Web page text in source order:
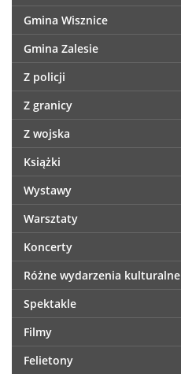
Gmina Wisznice
Gmina Zalesie
Z policji
Z granicy
Z wojska
Książki
Wystawy
Warsztaty
Koncerty
Różne wydarzenia kulturalne
Spektakle
Filmy
Felietony